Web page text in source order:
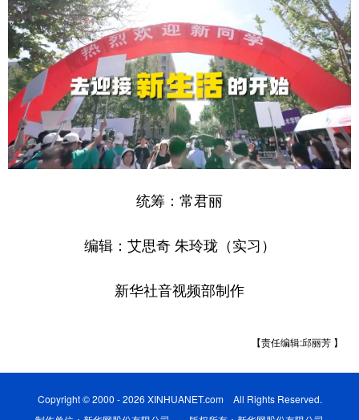
统筹：常君丽
编辑：艾思奇 朱玲珑（实习）
新华社音视频部制作
【责任编辑:邱丽芳 】
Copyright © 2000 - 2026 XINHUANET.com All Rights Reserved.